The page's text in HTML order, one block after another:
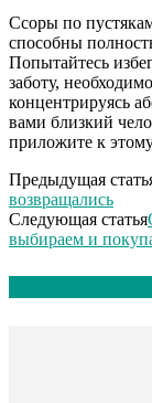
Ссоры по
способны
Попытайтесь
заботу,
концентрируясь
вами близкий
приложите к
Предыдущая
возвращались
Следующая статья
выбираем и